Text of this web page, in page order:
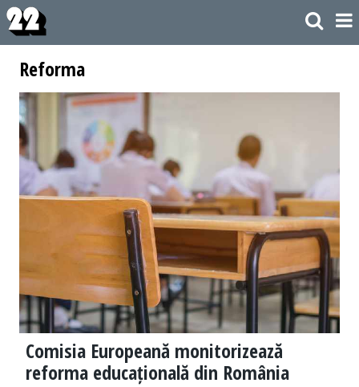
Reforma
Comisia Europeană monitorizează
reforma educațională din România